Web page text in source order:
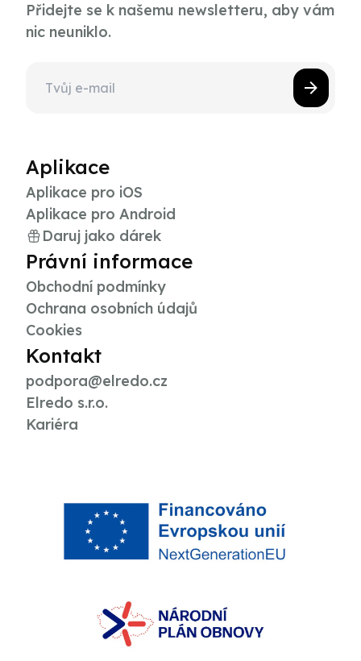
Přidejte se k našemu newsletteru, aby vám
nic neuniklo.
Aplikace
Aplikace pro iOS
Aplikace pro Android
Daruj jako dárek
Právní informace
Obchodní podmínky
Ochrana osobních údajů
Cookies
Kontakt
podpora@elredo.cz
Elredo s.r.o.
Kariéra